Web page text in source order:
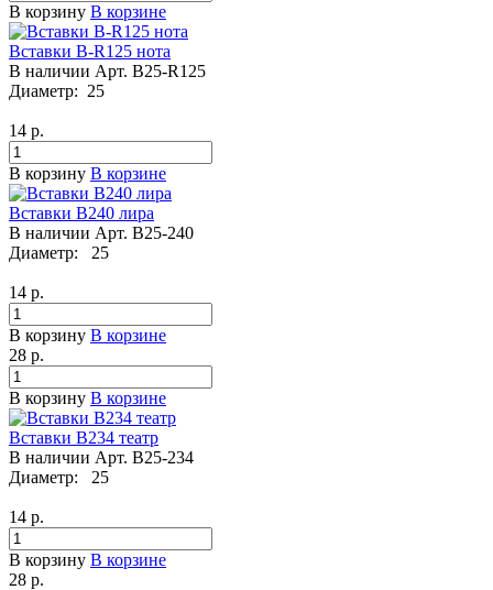
В корзину В корзине
Вставки B-R125 нота
В наличии Арт. B25-R125
Диаметр: 25
14 р.
В корзину В корзине
Вставки B240 лира
В наличии Арт. B25-240
Диаметр:
25
14 р.
В корзину В корзине
28 р.
В корзину В корзине
Вставки B234 театр
В наличии Арт. B25-234
Диаметр:
25
14 р.
В корзину В корзине
28 р.